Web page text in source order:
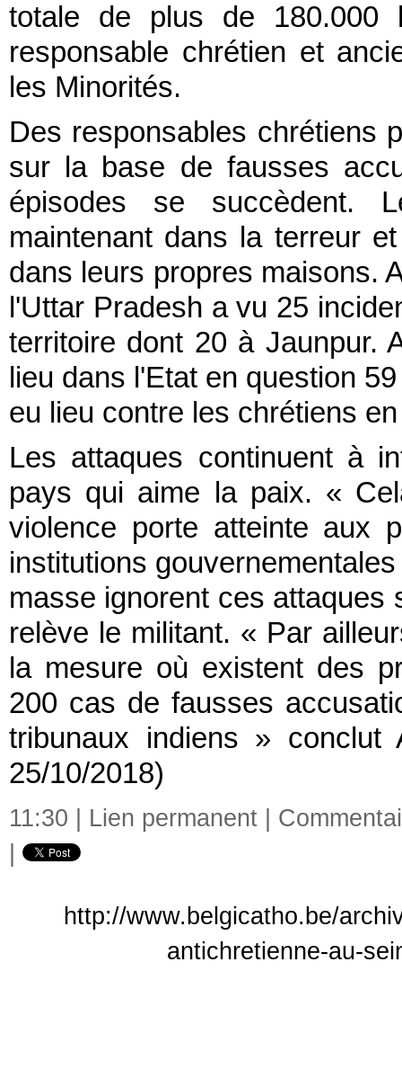
totale de plus de 180.000
responsable chrétien et
les Minorités.
Des responsables chrétiens
sur la base de fausses
épisodes se succèdent.
maintenant dans la terreur
dans leurs propres maisons.
l'Uttar Pradesh a vu 25
territoire dont 20 à Jaunpur.
lieu dans l'Etat en question
eu lieu contre les chrétiens
Les attaques continuent à
pays qui aime la paix. «
violence porte atteinte aux
institutions
masse ignorent ces attaques
relève le militant. « Par
la mesure où existent des
200 cas de fausses
tribunaux indiens » conclut
25/10/2018)
11:30 | Lien permanent
http://www.belgicatho.be/
antichretienne-au-